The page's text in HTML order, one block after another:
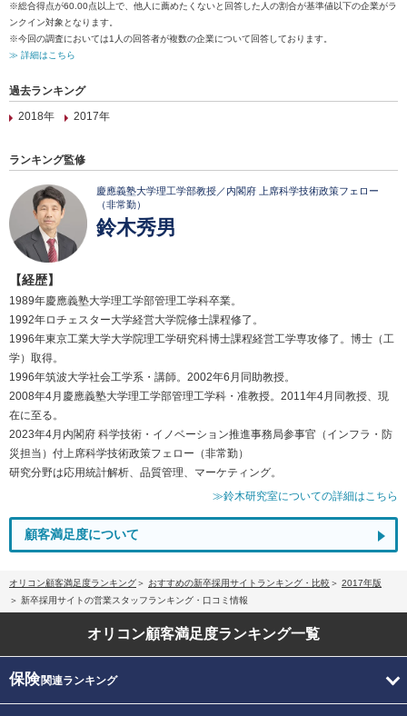
※総合得点が60.00点以上で、他人に薦めたくないと回答した人の割合が基準値以下の企業がラ
ンクイン対象となります。
※今回の調査においては1人の回答者が複数の企業について回答しております。
≫ 詳細はこちら
過去ランキング
2018年
2017年
ランキング監修
慶應義塾大学理工学部教授／内閣府 上席科学技術政策フェロー
（非常勤）
鈴木秀男
【経歴】
1989年慶應義塾大学理工学部管理工学科卒業。
1992年ロチェスター大学経営大学院修士課程修了。
1996年東京工業大学大学院理工学研究科博士課程経営工学専攻修了。博士（工
学）取得。
1996年筑波大学社会工学系・講師。2002年6月同助教授。
2008年4月慶應義塾大学理工学部管理工学科・准教授。2011年4月同教授、現
在に至る。
2023年4月内閣府 科学技術・イノベーション推進事務局参事官（インフラ・防
災担当）付上席科学技術政策フェロー（非常勤）
研究分野は応用統計解析、品質管理、マーケティング。
≫鈴木研究室についての詳細はこちら
顧客満足度について
オリコン顧客満足度ランキング おすすめの新卒採用サイトランキング・比較
2017年版
新卒採用サイトの営業スタッフランキング・口コミ情報
オリコン顧客満足度ランキング一覧
保険関連ランキング